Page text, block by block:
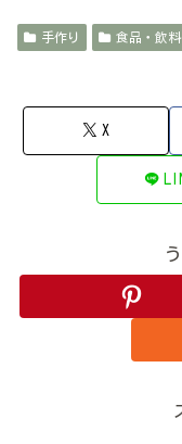
手作り 食品・飲料
X